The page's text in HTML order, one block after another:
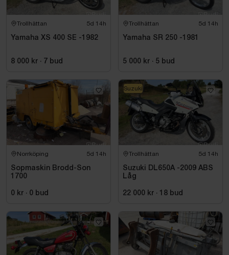
Trollhättan 5d 14h
Yamaha XS 400 SE -1982
8 000 kr · 7 bud
Trollhättan 5d 14h
Yamaha SR 250 -1981
5 000 kr · 5 bud
Norrköping 5d 14h
Sopmaskin Brodd-Son
1700
0 kr · 0 bud
Trollhättan 5d 14h
Suzuki DL650A -2009 ABS
Låg
22 000 kr · 18 bud
Suzuki